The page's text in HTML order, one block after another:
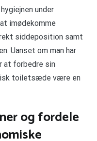
under
imødekomme
siddeposition samt
Uanset om man har
at forbedre sin
toiletsæde være en
og fordele